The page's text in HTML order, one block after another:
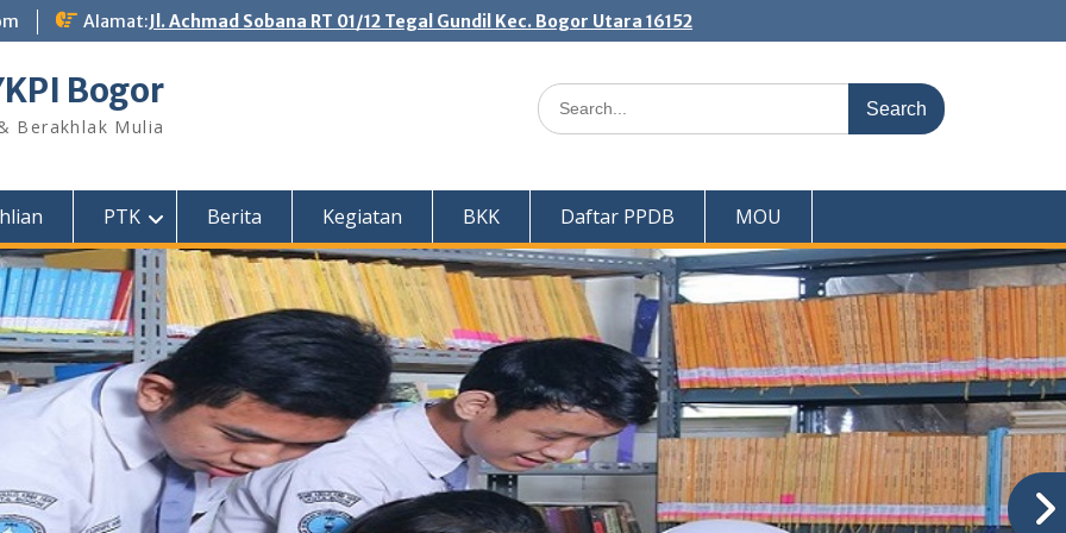
Alamat:Jl. Achmad Sobana RT 01/12 Tegal Gundil Kec. Bogor Utara 16152
Bogor
Berakhlak Mulia
Search
for:
PTK Berita Kegiatan BKK Daftar PPDB MOU